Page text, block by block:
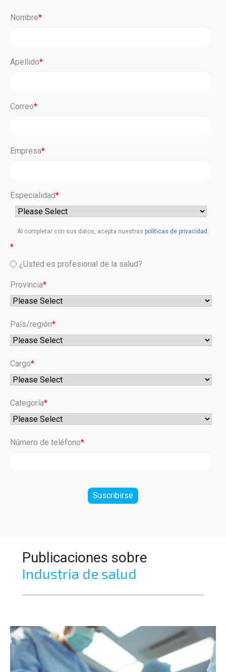
Nombre*
Apellido*
Correo*
Empresa*
Especialidad*
Al completar con sus datos, acepta nuestras políticas de privacidad .
*
¿Usted es profesional de la salud?
Provincia*
País/región*
Cargo*
Categoría*
Número de teléfono*
Publicaciones sobre
Industria de salud